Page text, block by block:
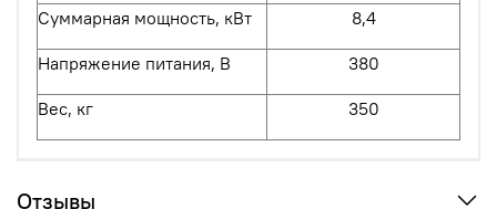
Суммарная мощность, кВт 8,4
Напряжение питания, В 380
Вес, кг 350
Отзывы